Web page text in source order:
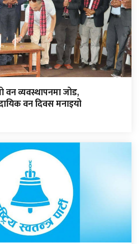
वन व्यवस्थापनमा जोड,
वन दिवस मनाइयो